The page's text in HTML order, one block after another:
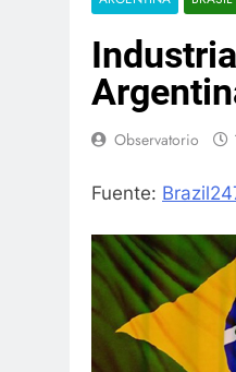
Observatorio
Fuente: